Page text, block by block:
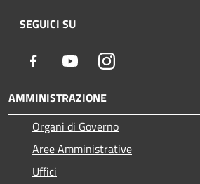
SEGUICI SU
Facebook YoutubeInstagram
AMMINISTRAZIONE
Organi di Governo
Aree Amministrative
Uffici